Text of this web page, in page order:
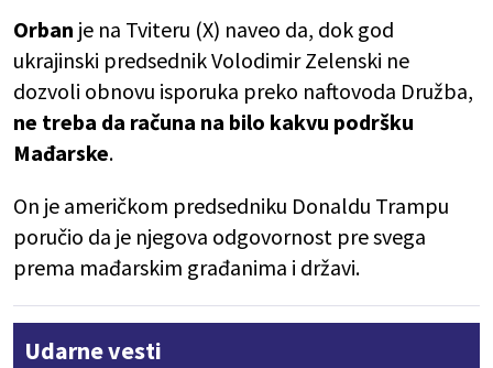
Orban je na Tviteru (X) naveo da, dok god
ukrajinski predsednik Volodimir Zelenski ne
dozvoli obnovu isporuka preko naftovoda Družba,
ne treba da računa na bilo kakvu podršku
Mađarske.
On je američkom predsedniku Donaldu Trampu
poručio da je njegova odgovornost pre svega
prema mađarskim građanima i državi.
Udarne vesti